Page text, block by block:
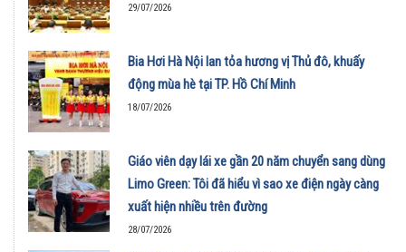
29/07/2026
Bia Hơi Hà Nội lan tỏa hương vị Thủ đô, khuấy
động mùa hè tại TP. Hồ Chí Minh
18/07/2026
Giáo viên dạy lái xe gần 20 năm chuyển sang dùng
Limo Green: Tôi đã hiểu vì sao xe điện ngày càng
xuất hiện nhiều trên đường
28/07/2026